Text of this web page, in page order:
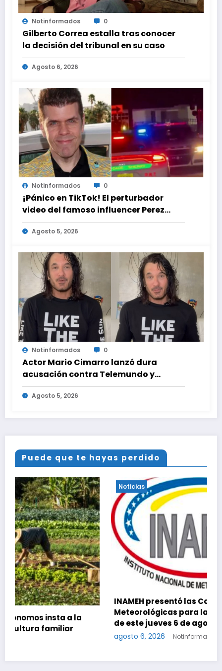
Notinformados 0
Gilberto Correa estalla tras conocer
la decisión del tribunal en su caso
Agosto 6, 2026
Notinformados 0
¡Pánico en TikTok! El perturbador
video del famoso influencer Perez
Hilton que obligó a sus fans a pedir
ayuda médica
Agosto 5, 2026
Notinformados 0
Actor Mario Cimarro lanzó dura
acusación contra Telemundo y
advirtió que lo que hacen en su contra
es ilegal en EEUU
Agosto 5, 2026
Puede que te hayas perdido
Noticias
INAMEH presentó las Condiciones
Meteorológicas para las próximas 24 horas,
de este jueves 6 de agosto 2026
Notinformados